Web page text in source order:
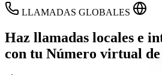
LLAMADAS GLOBALES
Haz llamadas locales e
con tu Número virtual de